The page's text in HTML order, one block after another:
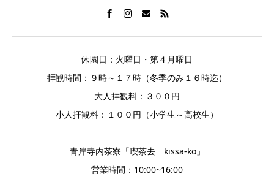
休園日：火曜日・第４月曜日
拝観時間：９時～１７時（冬季のみ１６時迄）
大人拝観料：３００円
小人拝観料：１００円（小学生～高校生）
青岸寺内茶寮「喫茶去 kissa-ko」
営業時間：10:00~16:00